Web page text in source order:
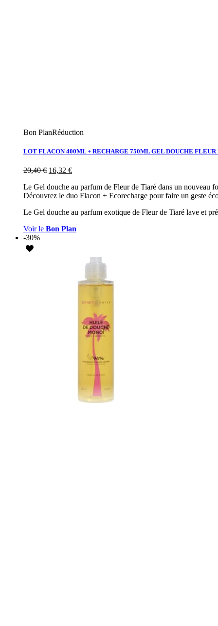
Bon PlanRéduction
LOT FLACON 400ML + RECHARGE 750ML GEL DOUCHE
20,40€ 16,32 €
Le Gel douche au parfum de Fleur de Tiaré dans un nouveau
Découvrez le duo Flacon + Ecorecharge pour faire un geste
Le Gel douche au parfum exotique de Fleur de Tiaré lave et
Voir le Bon Plan
-30%